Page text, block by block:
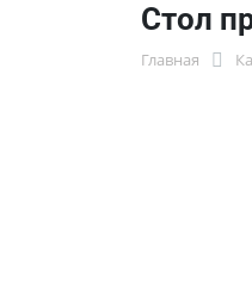
Стол
Главная